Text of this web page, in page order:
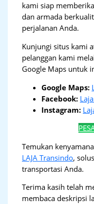
kami siap
dan armada
perjalanan Anda.
Kunjungi situs kami
pelanggan kami
Google Maps untuk
Google Maps:
Facebook:
Instagram:
Temukan
LAJA Transindo,
transportasi Anda.
Terima kasih telah
membaca deskripsi